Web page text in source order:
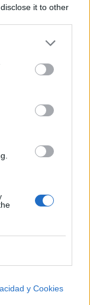
it to other
y Cookies
mira
U W